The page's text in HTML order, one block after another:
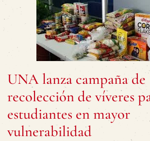
UNA lanza campaña de
recolección de víveres
estudiantes en mayor
vulnerabilidad